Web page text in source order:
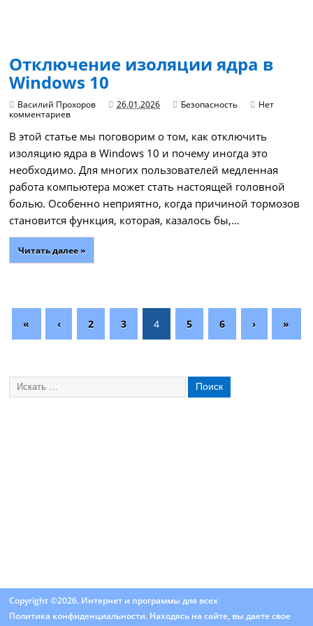
Отключение изоляции ядра в
Windows 10
Василий Прохоров 26.01.2026 Безопасность
Нет
комментариев
В этой статье мы поговорим о том, как отключить
изоляцию ядра в Windows 10 и почему иногда это
необходимо. Для многих пользователей медленная
работа компьютера может стать настоящей головной
болью. Особенно неприятно, когда причиной тормозов
становится функция, которая, казалось бы,…
Читать далее »
« ‹ 2 3 4 5 6 › »
Copyright ©2026. Интернет и программы для всех
Политика конфиденциальности. Находясь на сайте, вы даете свое